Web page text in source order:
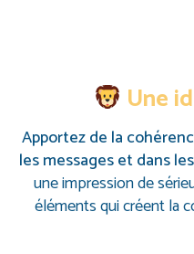
Une
Apportez de la
les messages et dans
une impression de
éléments qui créent la